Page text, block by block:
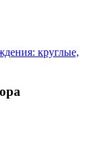
круглые,